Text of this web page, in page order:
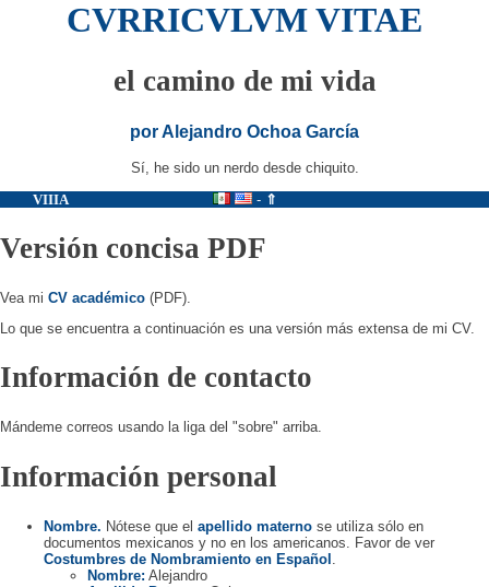
CVRRICVLVM VITAE
el camino de mi vida
por Alejandro Ochoa García
Sí, he sido un nerdo desde chiquito.
VIIIA
- ⇑
Versión concisa PDF
Vea mi CV académico (PDF).
Lo que se encuentra a continuación es una versión más extensa de mi CV.
Información de contacto
Mándeme correos usando la liga del "sobre" arriba.
Información personal
Nombre. Nótese que el apellido materno se utiliza sólo en
documentos mexicanos y no en los americanos. Favor de ver
Costumbres de Nombramiento en Español
Nombre: Alejandro